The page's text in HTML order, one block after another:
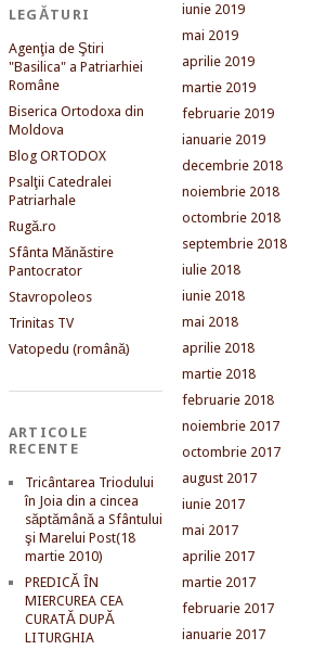
LEGĂTURI
Agenţia de Ştiri
"Basilica" a Patriarhiei
Române
Biserica Ortodoxa din
Moldova
Blog ORTODOX
Psalţii Catedralei
Patriarhale
Rugă.ro
Sfânta Mănăstire
Pantocrator
Stavropoleos
Trinitas TV
Vatopedu (română)
ARTICOLE
RECENTE
Tricântarea Triodului
în Joia din a cincea
săptămână a Sfântului
şi Marelui Post(18
martie 2010)
PREDICĂ ÎN
MIERCUREA CEA
CURATĂ DUPĂ
LITURGHIA
iunie 2019
mai 2019
aprilie 2019
martie 2019
februarie 2019
ianuarie 2019
decembrie 2018
noiembrie 2018
octombrie 2018
septembrie 2018
iulie 2018
iunie 2018
mai 2018
aprilie 2018
martie 2018
februarie 2018
noiembrie 2017
octombrie 2017
august 2017
iunie 2017
mai 2017
aprilie 2017
martie 2017
februarie 2017
ianuarie 2017